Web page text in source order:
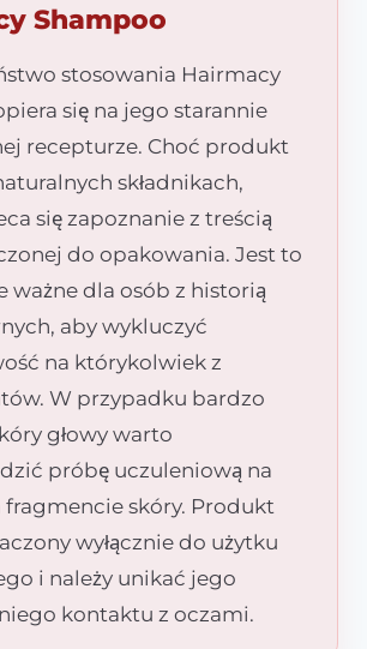
Shampoo
stosowania Hairmacy
się na jego starannie
recepturze. Choć produkt
składnikach,
się zapoznanie z treścią
do opakowania. Jest to
ważne dla osób z historią
aby wykluczyć
na którykolwiek z
W przypadku bardzo
głowy warto
próbę uczuleniową na
skóry. Produkt
wyłącznie do użytku
i należy unikać jego
kontaktu z oczami.